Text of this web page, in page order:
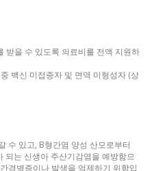
받을 수 있도록 의료비를 전액 지원하
백신 미접종자 및 면역 미형성자 (상
수 있고, B형간염 양성 산모로부터
되는 신생아 주산기감염을 예방함으
경병증이나 발생을 억제하기 위함입